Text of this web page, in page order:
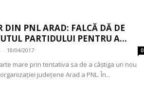
DIN PNL ARAD: FALCĂ DĂ DE
PARTIDULUI PENTRU A...
- 18/04/2017 0
mare prin tentativa sa de a câștiga un nou
județene Arad a PNL. În...